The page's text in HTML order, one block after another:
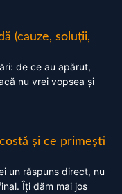
(cauze, soluții,
de ce au apărut,
nu vrei vopsea și
și ce primești
un răspuns direct, nu
Îți dăm mai jos